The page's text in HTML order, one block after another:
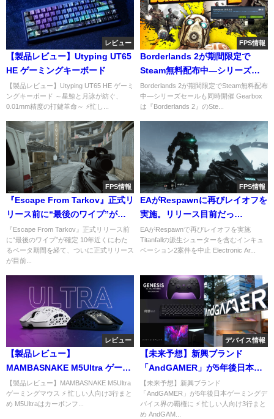
レビュー
【製品レビュー】Utyping UT65
HE ゲーミングキーボード
【製品レビュー】Utyping UT65 HE ゲーミ
ングキーボード ～星鯨と月詠が紡ぐ、
0.01mm精度の打鍵革命～ ⚡忙し...
FPS情報
Borderlands 2が期間限定で
Steam無料配布中―シリーズセ
ールも同時開催
Borderlands 2が期間限定でSteam無料配布
中―シリーズセールも同時開催 Gearbox
は『Borderlands 2』のSte...
FPS情報
『Escape From Tarkov』正式リ
リース前に“最後のワイプ”が確
定。リリース時期にも注目集ま
る
『Escape From Tarkov』正式リリース前
に“最後のワイプ”が確定 10年近くにわた
るベータ期間を経て、ついに正式リリース
が目前...
FPS情報
EAがRespawnに再びレイオフを
実施。リリース目前だっ
た”Titanfall3”の開発も中止
EAがRespawnで再びレイオフを実施
Titanfallの派生シューターを含むインキュ
ベーション2案件を中止 Electronic Ar...
レビュー
【製品レビュー】
MAMBASNAKE M5Ultra ゲーミ
ングマウス
【製品レビュー】MAMBASNAKE M5Ultra
ゲーミングマウス ⚡ 忙しい人向け3行まと
め M5Ultraはカーボンフ...
デバイス情報
【未来予想】新興ブランド
「AndGAMER」が5年後日本ゲ
ーミングデバイス界の覇権に―
メディアデイ参加レポート
【AIM1/VoidGaming】
【未来予想】新興ブランド
「AndGAMER」が5年後日本ゲーミングデ
バイス界の覇権に ⚡ 忙しい人向け3行まと
め AndGAM...